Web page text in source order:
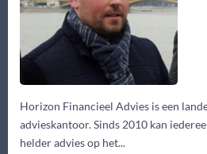
Horizon Financieel Advies is een
advieskantoor. Sinds 2010 kan
helder advies op het...